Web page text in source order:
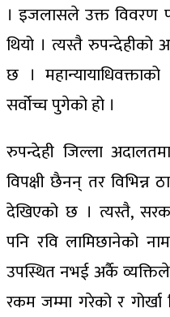
। इजलासले उक्त विवरण
थियो । त्यस्तै रुपन्देहीको
छ ।
सर्वोच्च पुगेको हो ।
रुपन्देही जिल्ला
विपक्षी छैनन् तर विभिन्न
देखिएको छ । त्यस्तै,
पनि रवि लामिछानेको
उपस्थित नभई अर्कै
रकम जम्मा गरेको र गोर्खा